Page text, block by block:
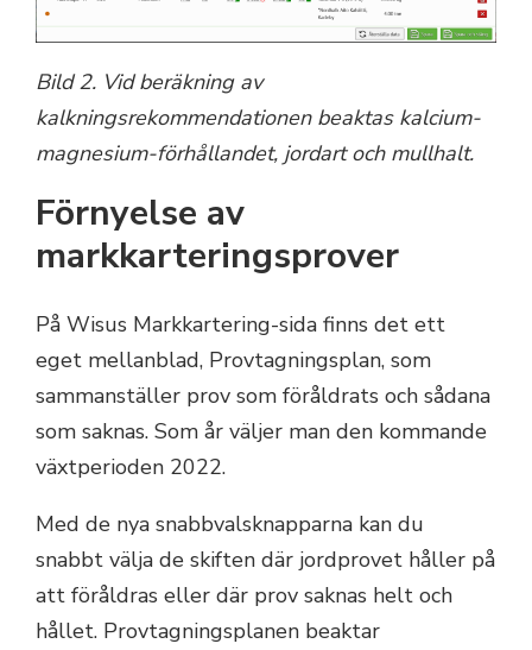
Bild 2. Vid beräkning av
kalkningsrekommendationen beaktas kalcium-
magnesium-förhållandet, jordart och mullhalt.
Förnyelse av
markkarteringsprover
På Wisus Markkartering-sida finns det ett
eget mellanblad, Provtagningsplan, som
sammanställer prov som föråldrats och sådana
som saknas. Som år väljer man den kommande
växtperioden 2022.
Med de nya snabbvalsknapparna kan du
snabbt välja de skiften där jordprovet håller på
att föråldras eller där prov saknas helt och
hållet. Provtagningsplanen beaktar